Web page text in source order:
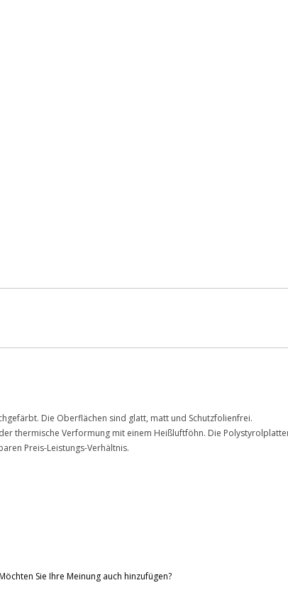
Die Oberflächen sind glatt, matt und Schutzfolienfrei.
thermische Verformung mit einem Heißluftföhn. Die
Preis-Leistungs-Verhältnis.
Sie Ihre Meinung auch hinzufügen?